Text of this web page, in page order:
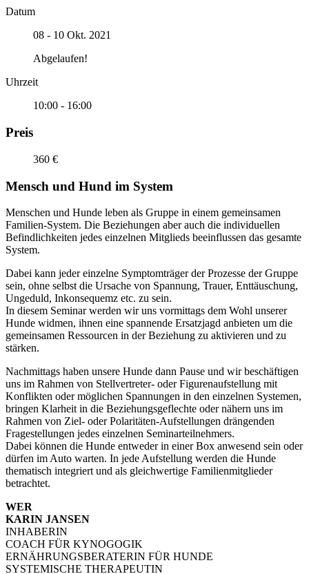
Datum
08 - 10 Okt. 2021
Abgelaufen!
Uhrzeit
10:00 - 16:00
Preis
360 €
Mensch und Hund im System
Menschen und Hunde leben als Gruppe in einem gemeinsamen
Familien-System. Die Beziehungen aber auch die individuellen
Befindlichkeiten jedes einzelnen Mitglieds beeinflussen das gesamte
System.
Dabei kann jeder einzelne Symptomträger der Prozesse der Gruppe
sein, ohne selbst die Ursache von Spannung, Trauer, Enttäuschung,
Ungeduld, Inkonsequemz etc. zu sein.
In diesem Seminar werden wir uns vormittags dem Wohl unserer
Hunde widmen, ihnen eine spannende Ersatzjagd anbieten um die
gemeinsamen Ressourcen in der Beziehung zu aktivieren und zu
stärken.
Nachmittags haben unsere Hunde dann Pause und wir beschäftigen
uns im Rahmen von Stellvertreter- oder Figurenaufstellung mit
Konflikten oder möglichen Spannungen in den einzelnen Systemen,
bringen Klarheit in die Beziehungsgeflechte oder nähern uns im
Rahmen von Ziel- oder Polaritäten-Aufstellungen drängenden
Fragestellungen jedes einzelnen Seminarteilnehmers.
Dabei können die Hunde entweder in einer Box anwesend sein oder
dürfen im Auto warten. In jede Aufstellung werden die Hunde
thematisch integriert und als gleichwertige Familienmitglieder
betrachtet.
WER
KARIN JANSEN
INHABERIN
COACH FÜR KYNOGOGIK
ERNÄHRUNGSBERATERIN FÜR HUNDE
SYSTEMISCHE THERAPEUTIN